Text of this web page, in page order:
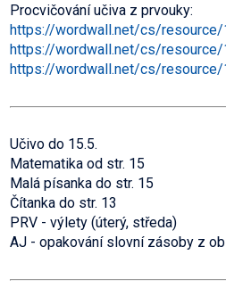
Procvičování učiva z prvouky:
https://wordwall.net/cs/resource/
https://wordwall.net/cs/resource/
https://wordwall.net/cs/resource/
Učivo do 15.5.
Matematika od str. 15
Malá písanka do str. 15
Čítanka do str. 13
PRV - výlety (úterý, středa)
AJ - opakování slovní zásoby z